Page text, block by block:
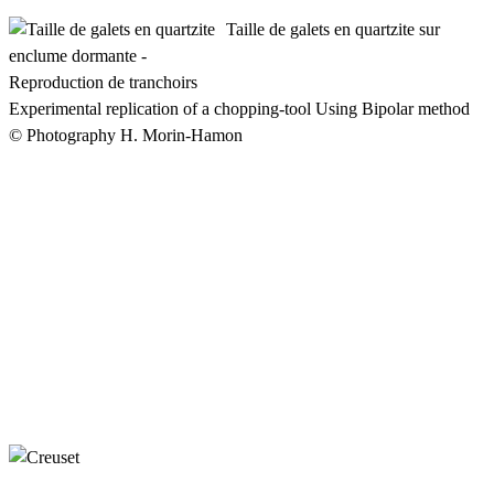
Taille de galets en quartzite sur
enclume dormante -
Reproduction de tranchoirs
Experimental replication of a chopping-tool Using Bipolar method
© Photography H. Morin-Hamon